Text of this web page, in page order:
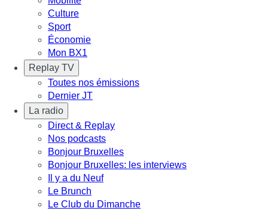
Culture
Sport
Économie
Mon BX1
Replay TV
Toutes nos émissions
Dernier JT
La radio
Direct & Replay
Nos podcasts
Bonjour Bruxelles
Bonjour Bruxelles: les interviews
Il y a du Neuf
Le Brunch
Le Club du Dimanche